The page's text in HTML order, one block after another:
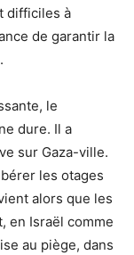
difficiles à
de garantir la
le
dure. Il a
sur Gaza-ville.
les otages
alors que les
en Israël comme
au piège, dans